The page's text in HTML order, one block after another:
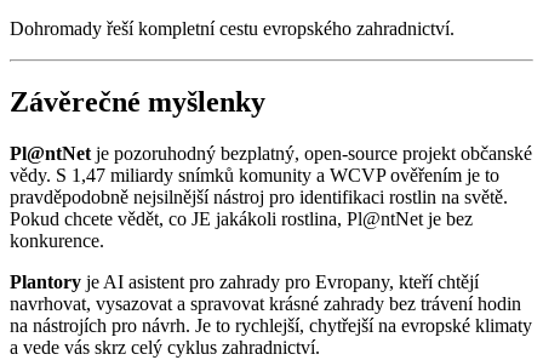
Dohromady řeší kompletní cestu evropského zahradnictví.
Závěrečné myšlenky
Pl@ntNet je pozoruhodný bezplatný, open-source projekt občanské
vědy. S 1,47 miliardy snímků komunity a WCVP ověřením je to
pravděpodobně nejsilnější nástroj pro identifikaci rostlin na světě.
Pokud chcete vědět, co JE jakákoli rostlina, Pl@ntNet je bez
konkurence.
Plantory je AI asistent pro zahrady pro Evropany, kteří chtějí
navrhovat, vysazovat a spravovat krásné zahrady bez trávení hodin
na nástrojích pro návrh. Je to rychlejší, chytřejší na evropské klimaty
a vede vás skrz celý cyklus zahradnictví.